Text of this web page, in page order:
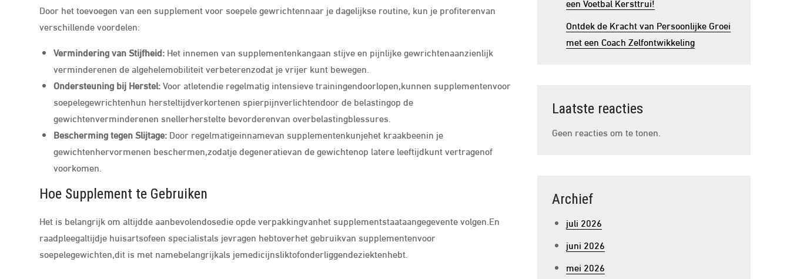
Door het toevoegen van een supplement voor soepele gewrichtennaar je dagelijkse routine, kun je profiterenvan
verschillende voordelen:
Vermindering van Stijfheid: Het innemen van supplementenkangaan stijve en pijnlijke gewrichtenaanzienlijk
verminderenen de algehelemobiliteit verbeterenzodat je vrijer kunt bewegen.
Ondersteuning bij Herstel:Voor atletendie regelmatig intensieve trainingendoorlopen,kunnen supplementenvoor
soepelegewrichtenhun hersteltijdverkortenen spierpijnverlichtendoor de belastingop de
gewichtenverminderenen snellerherstelte bevorderenvan overbelastingblessures.
Bescherming tegen Slijtage: Door regelmatigeinnamevan supplementenkunjehet kraakbeenin je
gewichtenhervormenen beschermen,zodatje degeneratievan de gewichtenop latere leeftijdkunt vertragenof
voorkomen.
Hoe Supplement te Gebruiken
Het is belangrijk om altijdde aanbevolendosedie opde verpakkingvanhet supplementstaataangegevente volgen.En
raadpleegaltijdje huisartsofeen specialistals jevragen hebtoverhet gebruikvan supplementenvoor
soepelegewichten,dit is met namebelangrijkals jemedicijnsliktofonderliggendeziektenhebt.
Ontdek de Kracht van Persoonlijke Groei
met een Coach Zelfontwikkeling
Laatste reacties
Geen reacties om te tonen.
Archief
juli 2026
juni 2026
mei 2026